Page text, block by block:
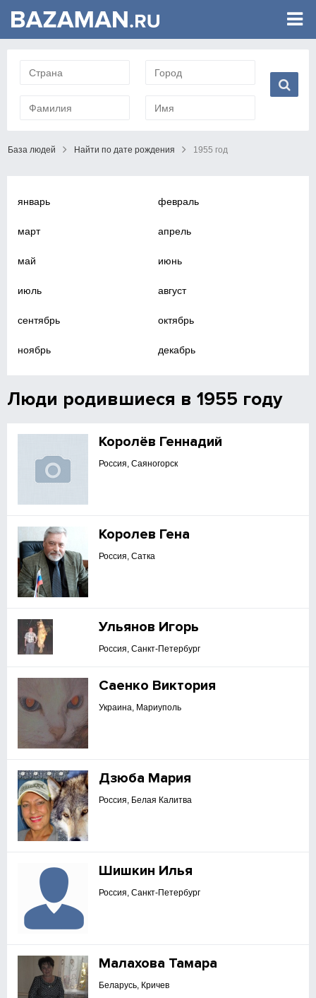
База людей Найти по дате рождения 1955 год
январь февраль
март апрель
май июнь
июль август
сентябрь октябрь
ноябрь декабрь
Люди родившиеся в 1955 году
Королёв Геннадий
Россия, Саяногорск
Королев Гена
Россия, Сатка
Ульянов Игорь
Россия, Санкт-Петербург
Саенко Виктория
Украина, Мариуполь
Дзюба Мария
Россия, Белая Калитва
Шишкин Илья
Россия, Санкт-Петербург
Малахова Тамара
Беларусь, Кричев